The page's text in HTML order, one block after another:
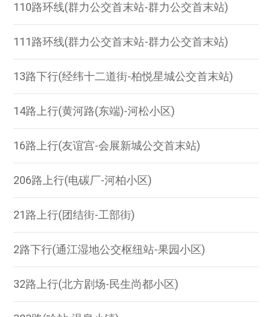
110路环线(群力公交首末站-群力公交首末站)
111路环线(群力公交首末站-群力公交首末站)
13路下行(经纬十二道街-柏悦星城公交首末站)
14路上行(黄河路(东端)-河松小区)
16路上行(友谊宫-会展新城公交首末站)
206路上行(电碳厂-河柏小区)
21路上行(团结街-工部街)
2路下行(通江湿地公交枢纽站-果园小区)
32路上行(北方剧场-民生尚都小区)